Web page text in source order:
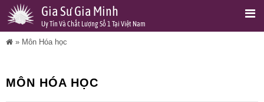
Gia Sư Gia Minh
Uy Tín Và Chất Lượng Số 1 Tại Việt Nam
» Môn Hóa học
MÔN HÓA HỌC